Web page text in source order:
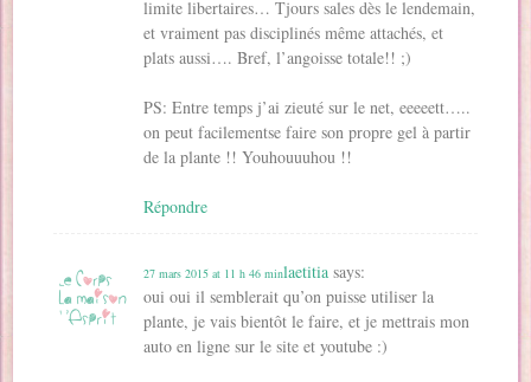
limite libertaires… Tjours sales dès le lendemain,
et vraiment pas disciplinés même attachés, et
plats aussi…. Bref, l’angoisse totale!! ;)
PS: Entre temps j’ai zieuté sur le net, eeeeett…..
on peut facilementse faire son propre gel à partir
de la plante !! Youhouuuhou !!
Répondre
laetitia says:
27 mars 2015 at 11 h 46 min
oui oui il semblerait qu’on puisse utiliser la
plante, je vais bientôt le faire, et je mettrais mon
auto en ligne sur le site et youtube :)